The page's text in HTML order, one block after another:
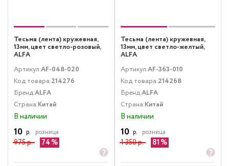
Тесьма (лента) кружевная,
13мм, цвет светло-розовый,
ALFA
Артикул:AF-048-020
Код товара:214276
Бренд:ALFA
Страна:Китай
В наличии
10 р. розница
975 р. 74
Тесьма (лента) кружевная,
13мм, цвет светло-желтый,
ALFA
Артикул:AF-363-010
Код товара:214268
Бренд:ALFA
Страна:Китай
В наличии
10 р. розница
1 350 р. 81